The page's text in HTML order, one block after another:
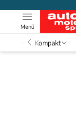
Menü
Kompakt